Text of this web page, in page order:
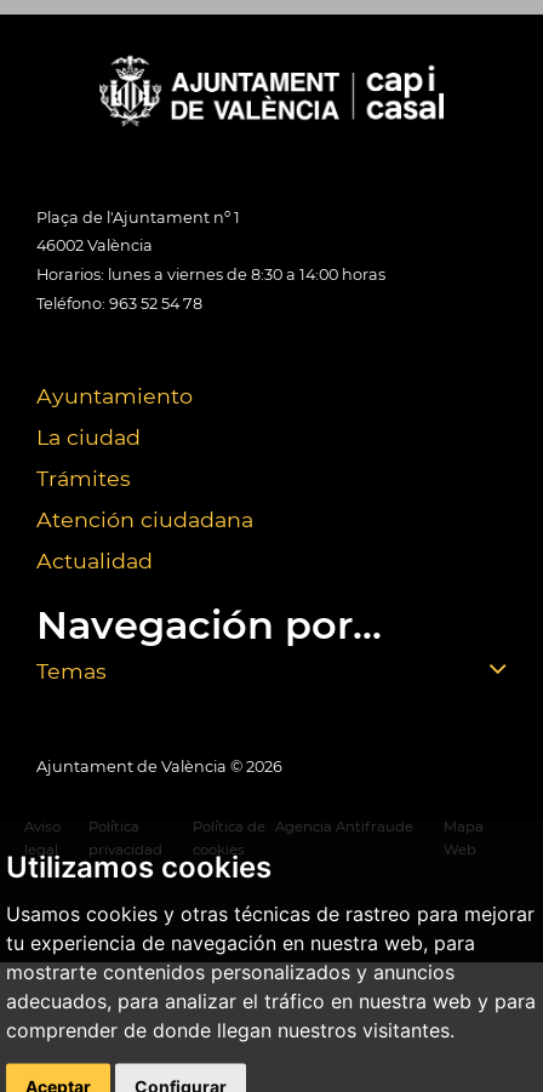
Utilizamos cookies
Usamos cookies y otras técnicas de rastreo para mejorar
tu experiencia de navegación en nuestra web, para
mostrarte contenidos personalizados y anuncios
adecuados, para analizar el tráfico en nuestra web y para
comprender de donde llegan nuestros visitantes.
Aceptar Configurar
Plaça de l'Ajuntament nº 1
46002 València
Horarios: lunes a viernes de 8:30 a 14:00 horas
Teléfono: 963 52 54 78
Ayuntamiento
La ciudad
Trámites
Atención ciudadana
Actualidad
Navegación por...
Temas
Ajuntament de València © 2026
Aviso
legal
Política
privacidad
Política de
cookies
Agencia Antifraude
Mapa
Web